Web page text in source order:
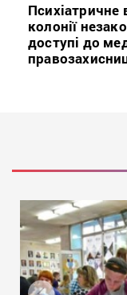
Психіатричне
колонії
доступі до